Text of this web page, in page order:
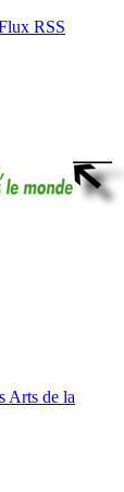
RSS
Arts de la